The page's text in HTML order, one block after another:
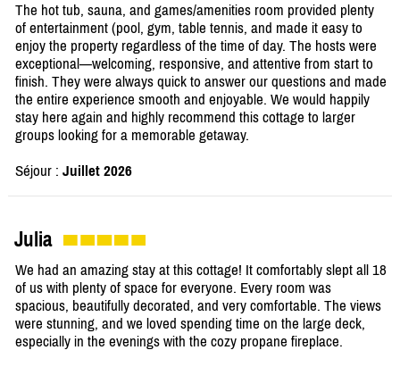
The hot tub, sauna, and games/amenities room provided plenty
of entertainment (pool, gym, table tennis, and made it easy to
enjoy the property regardless of the time of day. The hosts were
exceptional—welcoming, responsive, and attentive from start to
finish. They were always quick to answer our questions and made
the entire experience smooth and enjoyable. We would happily
stay here again and highly recommend this cottage to larger
groups looking for a memorable getaway.
Séjour : Juillet 2026
Julia
We had an amazing stay at this cottage! It comfortably slept all 18
of us with plenty of space for everyone. Every room was
spacious, beautifully decorated, and very comfortable. The views
were stunning, and we loved spending time on the large deck,
especially in the evenings with the cozy propane fireplace.